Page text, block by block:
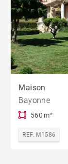
Maison
Bayonne
560 m²
REF. M1586